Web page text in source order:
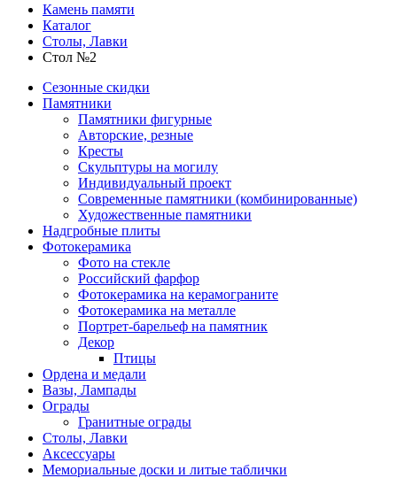
Камень памяти
Каталог
Столы, Лавки
Стол №2
Сезонные скидки
Памятники
Памятники фигурные
Авторские, резные
Кресты
Скульптуры на могилу
Индивидуальный проект
Современные памятники (комбинированные)
Художественные памятники
Надгробные плиты
Фотокерамика
Фото на стекле
Российский фарфор
Фотокерамика на керамограните
Фотокерамика на металле
Портрет-барельеф на памятник
Декор
Птицы
Ордена и медали
Вазы, Лампады
Ограды
Гранитные ограды
Столы, Лавки
Аксессуары
Мемориальные доски и литые таблички